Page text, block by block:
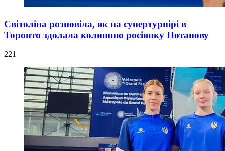
Світоліна розповіла, як на супертурнірі в
Торонто здолала колишню росіянку Потапову
221